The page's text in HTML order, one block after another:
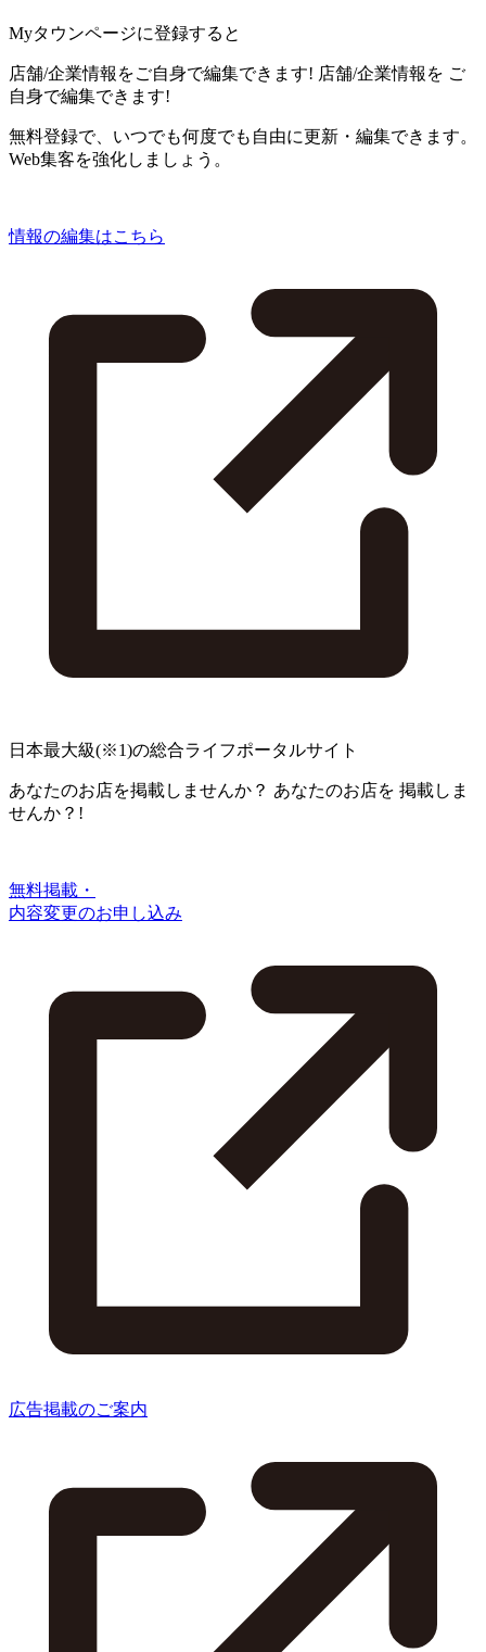
Myタウンページに登録すると
店舗/企業情報をご自身で編集できます! 店舗/企業情報を ご
自身で編集できます!
無料登録で、いつでも何度でも自由に更新・編集できます。
Web集客を強化しましょう。
情報の編集はこちら
日本最大級(※1)の総合ライフポータルサイト
あなたのお店を掲載しませんか？ あなたのお店を 掲載しま
せんか？!
無料掲載・
内容変更のお申し込み
広告掲載のご案内